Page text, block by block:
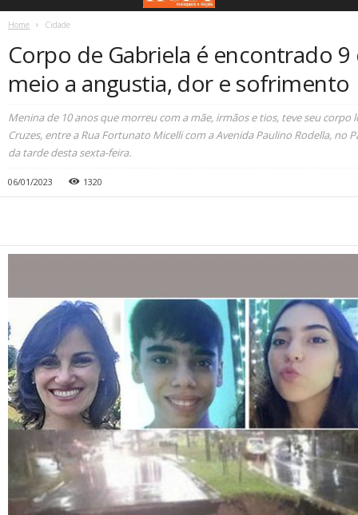
Home Cidade
Corpo de Gabriela é encontrado
meio a angustia, dor e sofrimento
Menina de 10 anos que morreu com a mãe, irmãos e tios, teve seu
Cruzes, entre a Rua Fortunato Micelli com a Avenida Paulino Rodella, no
da tarde desta sexta-feira.
06/01/2023 1320